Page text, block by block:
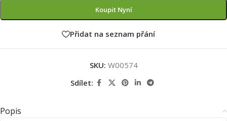
Koupit Nyní
Přidat na seznam přání
SKU: W00574
Sdílet:
Popis